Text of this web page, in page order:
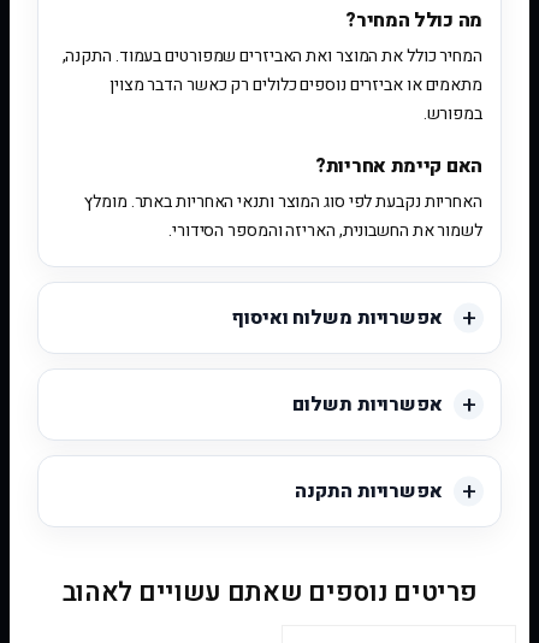
מה כולל המחיר?
המחיר כולל את המוצר ואת האביזרים שמפורטים בעמוד. התקנה,
מתאמים או אביזרים נוספים כלולים רק כאשר הדבר מצוין
במפורש.
האם קיימת אחריות?
האחריות נקבעת לפי סוג המוצר ותנאי האחריות באתר. מומלץ
לשמור את החשבונית, האריזה והמספר הסידורי.
אפשרויות משלוח ואיסוף
אפשרויות תשלום
אפשרויות התקנה
פריטים נוספים שאתם עשויים לאהוב